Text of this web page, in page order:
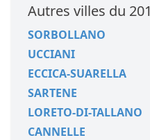
Autres villes du 201
SORBOLLANO
UCCIANI
ECCICA-SUARELLA
SARTENE
LORETO-DI-TALLANO
CANNELLE